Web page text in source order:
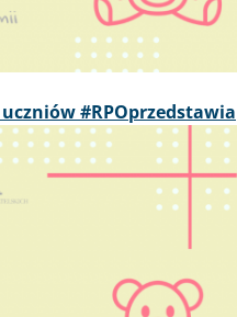
#RPOprzedstawia